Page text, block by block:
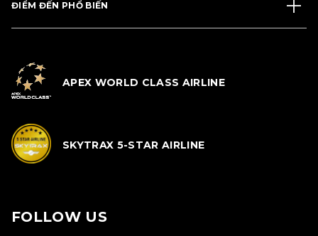
ĐIỂM ĐẾN PHỔ BIẾN
APEX WORLD CLASS AIRLINE
SKYTRAX 5-STAR AIRLINE
FOLLOW US